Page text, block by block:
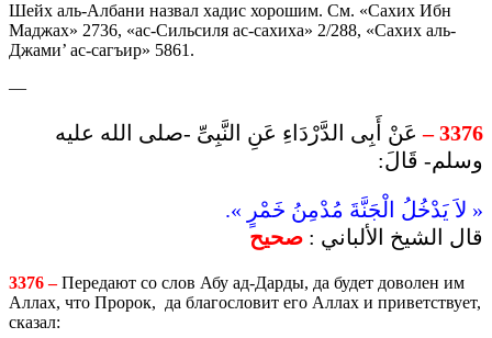
Шейх аль-Албани назвал хадис хорошим. См. «Сахих Ибн
Маджах» 2736, «ас-Сильсиля ас-сахиха» 2/288, «Сахих аль-
Джами’ ас-сагъир» 5861.
—
3376 –
عَنْ أَبِى الدَّرْدَاءِ عَنِ النَّبِىِّ -صلى الله عليه
وسلم- قَالَ:
« لاَ يَدْخُلُ الْجَنَّةَ مُدْمِنُ خَمْرٍ ».
قال الشيخ الألباني : صحيح
3376 –Передают со слов Абу ад-Дарды, да будет доволен им
Аллах, что Пророк, да благословит его Аллах и приветствует,
ска­зал: